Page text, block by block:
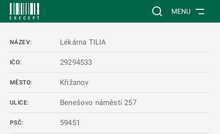
Vyhledávání na
MENU
NÁZEV: Lékárna TILIA
IČO: 29294533
MĚSTO: Křižanov
ULICE: Benešovo náměstí 257
PSČ: 59451